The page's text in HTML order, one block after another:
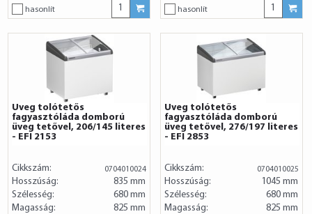
hasonlít hasonlít
Üveg tolótetős
fagyasztóláda domború
üveg tetővel, 206/145 literes
- EFI 2153
Cikkszám: 0704010024
Hosszúság:
835 mm
Szélesség:
680 mm
Magasság:
825 mm
Üveg tolótetős
fagyasztóláda domború
üveg tetővel, 276/197 literes
- EFI 2853
Cikkszám: 0704010025
Hosszúság:
1045 mm
Szélesség:
680 mm
Magasság:
825 mm